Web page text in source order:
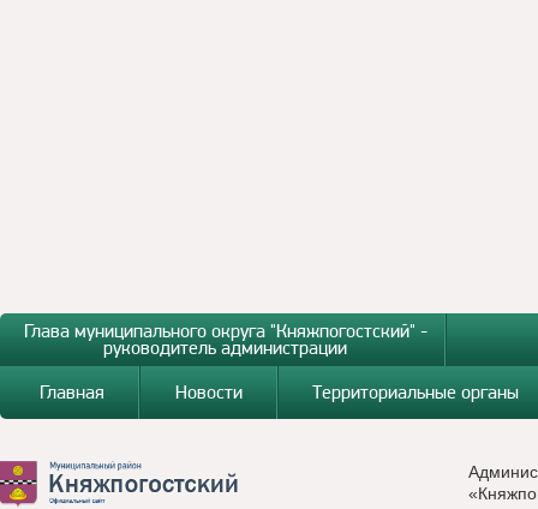
Глава муниципального округа "Княжпогостский" -
руководитель администрации
Главная
Новости Территориальные органы